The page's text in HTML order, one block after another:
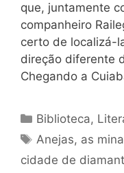
que, juntamente
companheiro
certo de localizá-
direção diferente
Chegando a
Categorias
Biblioteca,
Tags
Anejas, as
cidade de